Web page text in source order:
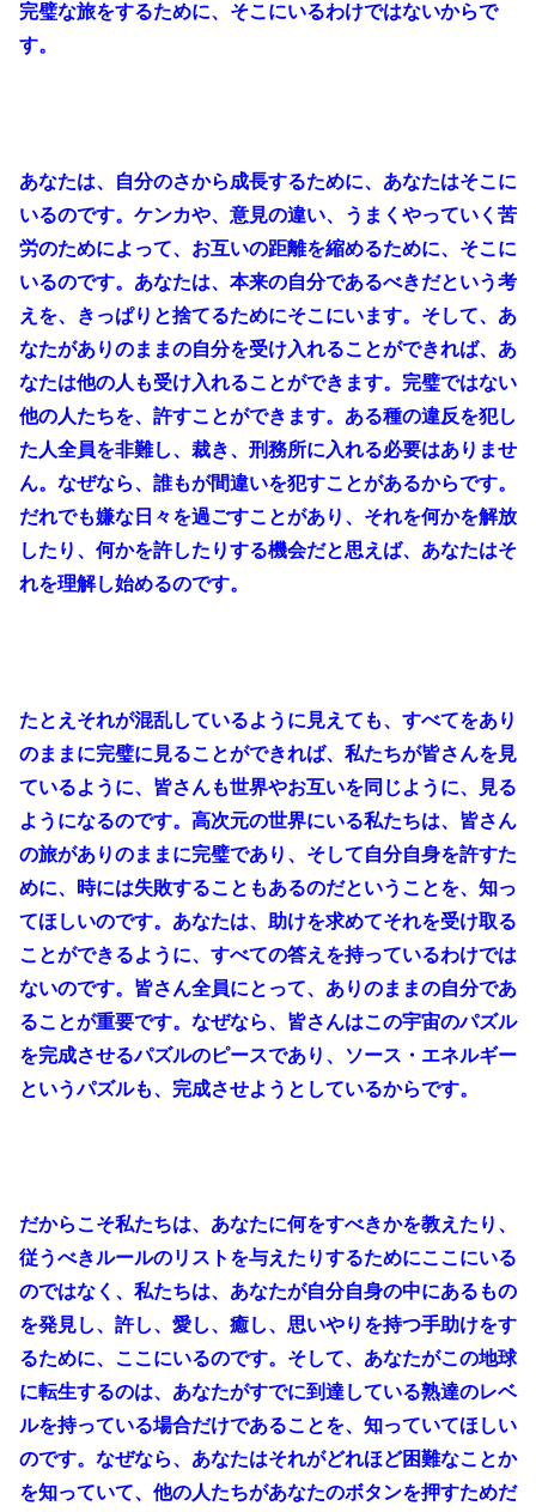
完璧な旅をするために、そこにいるわけではないからで
す。
あなたは、自分のさから成長するために、あなたはそこに
いるのです。ケンカや、意見の違い、うまくやっていく苦
労のためによって、お互いの距離を縮めるために、そこに
いるのです。あなたは、本来の自分であるべきだという考
えを、きっぱりと捨てるためにそこにいます。そして、あ
なたがありのままの自分を受け入れることができれば、あ
なたは他の人も受け入れることができます。完璧ではない
他の人たちを、許すことができます。ある種の違反を犯し
た人全員を非難し、裁き、刑務所に入れる必要はありませ
ん。なぜなら、誰もが間違いを犯すことがあるからです。
だれでも嫌な日々を過ごすことがあり、それを何かを解放
したり、何かを許したりする機会だと思えば、あなたはそ
れを理解し始めるのです。
たとえそれが混乱しているように見えても、すべてをあり
のままに完璧に見ることができれば、私たちが皆さんを見
ているように、皆さんも世界やお互いを同じように、見る
ようになるのです。高次元の世界にいる私たちは、皆さん
の旅がありのままに完璧であり、そして自分自身を許すた
めに、時には失敗することもあるのだということを、知っ
てほしいのです。あなたは、助けを求めてそれを受け取る
ことができるように、すべての答えを持っているわけでは
ないのです。皆さん全員にとって、ありのままの自分であ
ることが重要です。なぜなら、皆さんはこの宇宙のパズル
を完成させるパズルのピースであり、ソース・エネルギー
というパズルも、完成させようとしているからです。
だからこそ私たちは、あなたに何をすべきかを教えたり、
従うべきルールのリストを与えたりするためにここにいる
のではなく、私たちは、あなたが自分自身の中にあるもの
を発見し、許し、愛し、癒し、思いやりを持つ手助けをす
るために、ここにいるのです。そして、あなたがこの地球
に転生するのは、あなたがすでに到達している熟達のレベ
ルを持っている場合だけであることを、知っていてほしい
のです。なぜなら、あなたはそれがどれほど困難なことか
を知っていて、他の人たちがあなたのボタンを押すためだ